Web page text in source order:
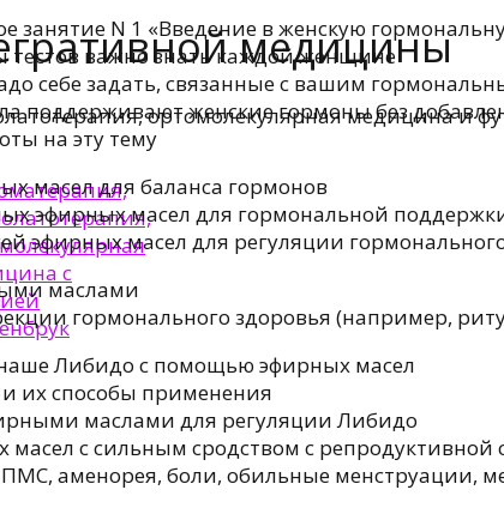
медицины
ортомолекулярная медицина и
занятие N 1 «Введение в женскую
тестов важно знать каждой женщине
себе задать, связанные с вашим
поддерживают женские гормоны без
на эту тему
масел для баланса гормонов
эфирных масел для гормональной
эфирных масел для регуляции
маслами
гормонального здоровья (например,
Либидо с помощью эфирных масел
их способы применения
маслами для регуляции Либидо
с сильным сродством с репродуктивной
аменорея, боли, обильные менструации,